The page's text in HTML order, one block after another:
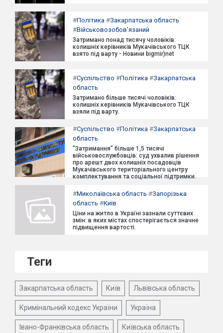
#Політика #Закарпатська область
#Військовозобов'язаний
Затримано понад тисячу чоловіків:
колишніх керівників Мукачівського ТЦК
взято під варту - Новини bigmir)net
#Суспільство #Політика #Закарпатська
область
Затримано більше тисячі чоловіків:
колишніх керівників Мукачівського ТЦК
взяли під варту.
#Суспільство #Політика #Закарпатська
область
"Затримання" більше 1,5 тисячі
військовослужбовців: суд ухвалив рішення
про арешт двох колишніх посадовців
Мукачівського територіального центру
комплектування та соціальної підтримки.
#Миколаївська область #Запорізька
область #Київ
Ціни на житло в Україні зазнали суттєвих
змін: в яких містах спостерігається значне
підвищення вартості.
Теги
Закарпатська область Київ Львівська область
Кримінальний кодекс України Україна
Івано-Франківська область Київська область